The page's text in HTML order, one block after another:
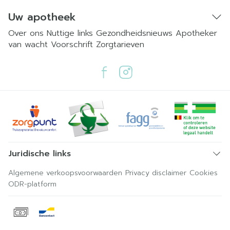
Uw apotheek
Over ons Nuttige links Gezondheidsnieuws Apotheker
van wacht Voorschrift Zorgtarieven
Juridische links
Algemene verkoopsvoorwaarden Privacy disclaimer Cookies
ODR-platform